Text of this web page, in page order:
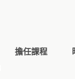
擔任課程